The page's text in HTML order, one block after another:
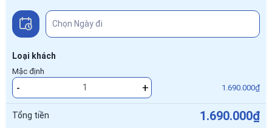
Loại khách
Mặc định
- + 1.690.000₫
Tổng tiền 1.690.000₫